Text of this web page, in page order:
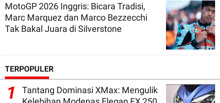
MotoGP 2026 Inggris: Bicara Tradisi,
Marc Marquez dan Marco Bezzecchi
Tak Bakal Juara di Silverstone
TERPOPULER
1
Tantang Dominasi XMax: Mengulik